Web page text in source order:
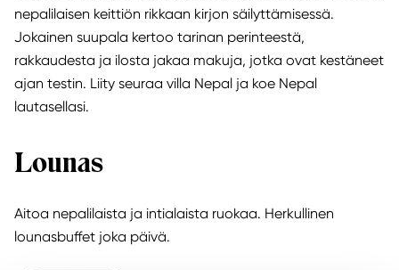
nepalilaisen keittiön rikkaan kirjon säilyttämisessä.
Jokainen suupala kertoo tarinan perinteestä,
rakkaudesta ja ilosta jakaa makuja, jotka ovat kestäneet
ajan testin. Liity seuraa villa Nepal ja koe Nepal
lautasellasi.
Lounas
Aitoa nepalilaista ja intialaista ruokaa. Herkullinen
lounasbuffet joka päivä.